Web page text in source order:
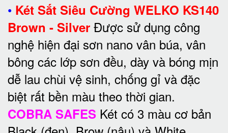
• Két Sắt Siêu Cường WELKO KS140
Brown - Silver Được sử dụng công
nghệ hiện đại sơn nano vân búa, vân
bông các lớp sơn đều, dày và bóng mịn
dễ lau chùi vệ sinh, chống gỉ và đặc
biệt rất bền màu theo thời gian.
COBRA SAFES Két có 3 màu cơ bản